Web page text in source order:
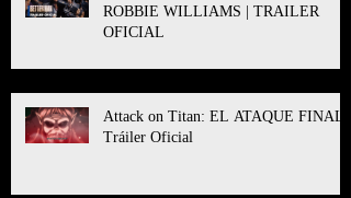
ROBBIE WILLIAMS | TRAILER
OFICIAL
Attack on Titan: EL ATAQUE FINAL l
Tráiler Oficial